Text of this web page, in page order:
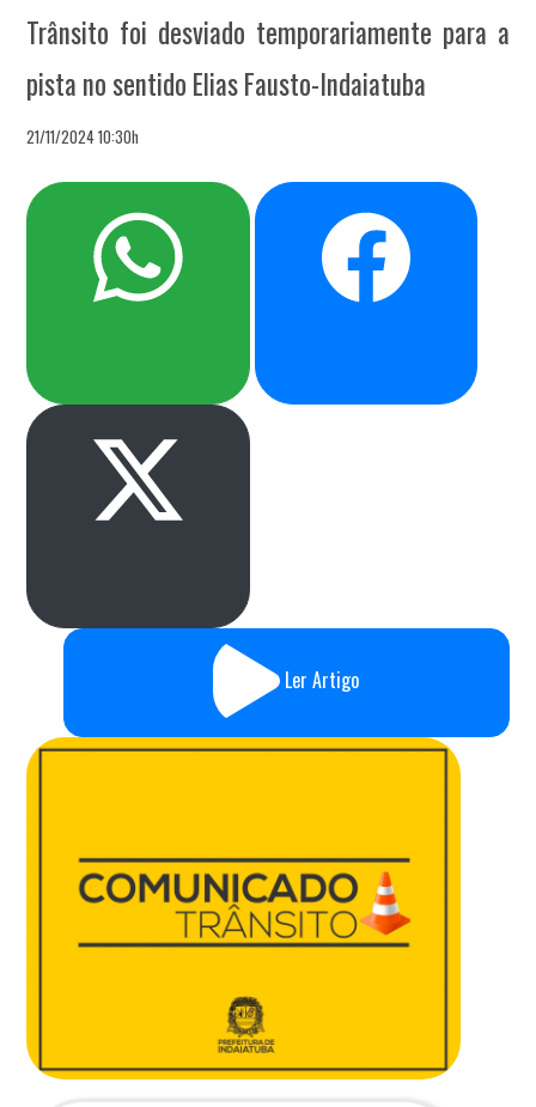
Trânsito foi desviado temporariamente para a
pista no sentido Elias Fausto-Indaiatuba
21/11/2024 10:30h
Ler Artigo